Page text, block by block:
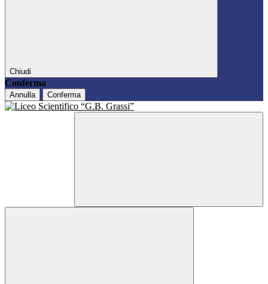
Chiudi
Conferma
Annulla Conferma